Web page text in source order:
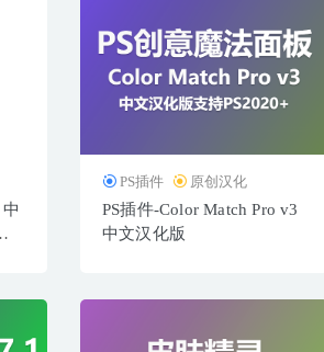
PS插件 原创汉化
PS插件-Color Match Pro v3
中文汉化版
智能视频增强工具
DxO FilmPack